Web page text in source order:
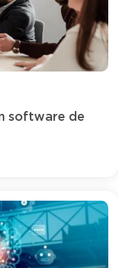
software de